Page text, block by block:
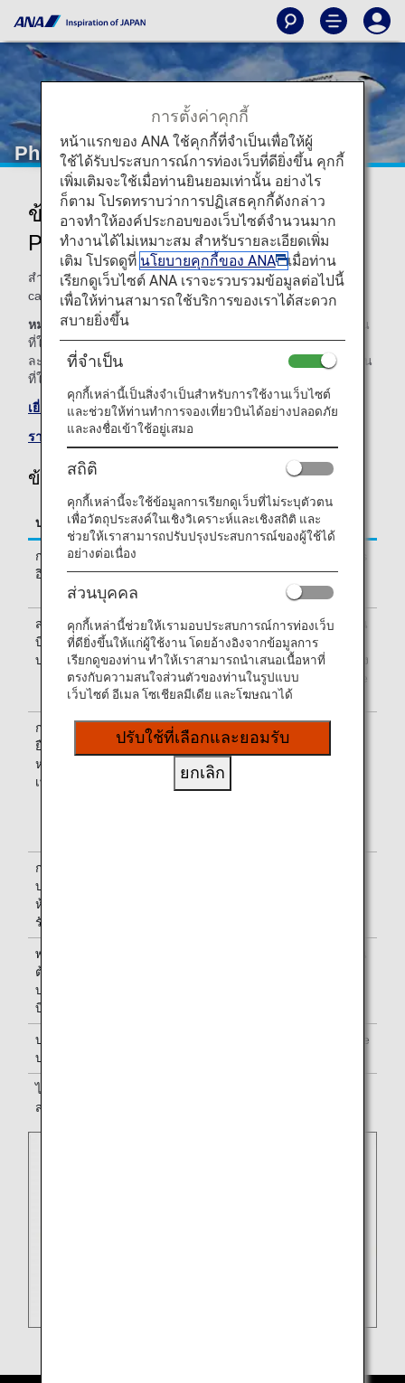
Philippine Airlines (PR)
ข้อมูลเที่ยวบินร่วมของสายการบิน
Philippine Airlines
สำหรับเที่ยวบินร่วมกับANA สายการบินที่ทำการบิน (operating
carrier) จะเป็นผู้ให้บริการ ตามที่แสดงไว้ด้านล่าง
หมายเหตุ:โดยส่วนใหญ่ ข้อกำหนดและเงื่อนไขของสายการบิน
ที่ให้บริการจะบังคับใช้กับเที่ยวบินร่วมด้วย โปรดสอบถามราย
ละเอียดเพิ่มเติมเมื่อท่านทำการสำรองที่นั่ง หรือติดต่อสายการบิน
ที่ให้บริการที่เกี่ยวข้องโดยตรง
เยี่ยมชมเว็บไซต์ของสายการบิน Philippine Airlines
รายการเที่ยวบินร่วม
ข้อมูลเที่ยวบินของ Philippine Airlines (PR)
บริการ คำอธิบาย
การเช็ค
อิน
เช็คอินที่เคาน์เตอร์เช็คอินของ Philippine Airlines
(PR) โปรดตรวจสอบอาคารผู้โดยสารขาออกซึ่ง
ระบุเอาไว้บน e-Ticket ของท่าน
สายการ
บินที่ให้
บริการ
เที่ยวบินบางเที่ยวอาจให้บริการโดยสายการบินอื่น
ซึ่งเป็นเที่ยวบินร่วมกับ Philippine Airlines รวมถึง
PAL Express โดยอาจมีบริการบางอย่างที่แตกต่าง
จากบริการของเที่ยวบินที่ให้บริการโดย Philippine
Airlines
การ
ยืนยัน
หมายเลข
เที่ยวบิน
หมายเลขเที่ยวบินของ Philippine Airlines (PR)
จะพิมพ์เอาไว้บนบัตรผ่านขึ้นเครื่อง ข้อมูลบน
บอร์ดแสดงสถานะเที่ยวบินที่สนามบินอาจระบุทั้ง
หมายเลขเที่ยวบินของ ANA (NH) และหมายเลข
การให้
บริการ
ห้อง
รับรอง
พนักงาน
ต้อนรับ
บนเครื่อง
บิน
บริการ
บนเครื่อง
การบริการจะเป็นไปตามมาตรฐานของ Philippine
ไมล์
สะสม
การตั้งค่าคุกกี้
หน้าแรกของ ANA ใช้คุกกี้ที่จำเป็นเพื่อให้ผู้
ใช้ได้รับประสบการณ์การท่องเว็บที่ดียิ่งขึ้น คุกกี้
เพิ่มเติมจะใช้เมื่อท่านยินยอมเท่านั้น อย่างไร
ก็ตาม โปรดทราบว่าการปฏิเสธคุกกี้ดังกล่าว
อาจทำให้องค์ประกอบของเว็บไซต์จำนวนมาก
ทำงานได้ไม่เหมาะสม สำหรับรายละเอียดเพิ่ม
เติม โปรดดูที่ นโยบายคุกกี้ของ ANA
เมื่อท่าน
เรียกดูเว็บไซต์ ANA เราจะรวบรวมข้อมูลต่อไปนี้
เพื่อให้ท่านสามารถใช้บริการของเราได้สะดวก
สบายยิ่งขึ้น
ที่จำเป็น
คุกกี้เหล่านี้เป็นสิ่งจำเป็นสำหรับการใช้งานเว็บไซต์
และช่วยให้ท่านทำการจองเที่ยวบินได้อย่างปลอดภัย
และลงชื่อเข้าใช้อยู่เสมอ
สถิติ
คุกกี้เหล่านี้จะใช้ข้อมูลการเรียกดูเว็บที่ไม่ระบุตัวตน
เพื่อวัตถุประสงค์ในเชิงวิเคราะห์และเชิงสถิติ และ
ช่วยให้เราสามารถปรับปรุงประสบการณ์ของผู้ใช้ได้
อย่างต่อเนื่อง
ส่วนบุคคล
คุกกี้เหล่านี้ช่วยให้เรามอบประสบการณ์การท่องเว็บ
ที่ดียิ่งขึ้นให้แก่ผู้ใช้งาน โดยอ้างอิงจากข้อมูลการ
เรียกดูของท่าน ทำให้เราสามารถนำเสนอเนื้อหาที่
ตรงกับความสนใจส่วนตัวของท่านในรูปแบบ
เว็บไซต์ อีเมล โซเชียลมีเดีย และโฆษณาได้
ปรับใช้ที่เลือกและยอมรับ
ยกเลิก